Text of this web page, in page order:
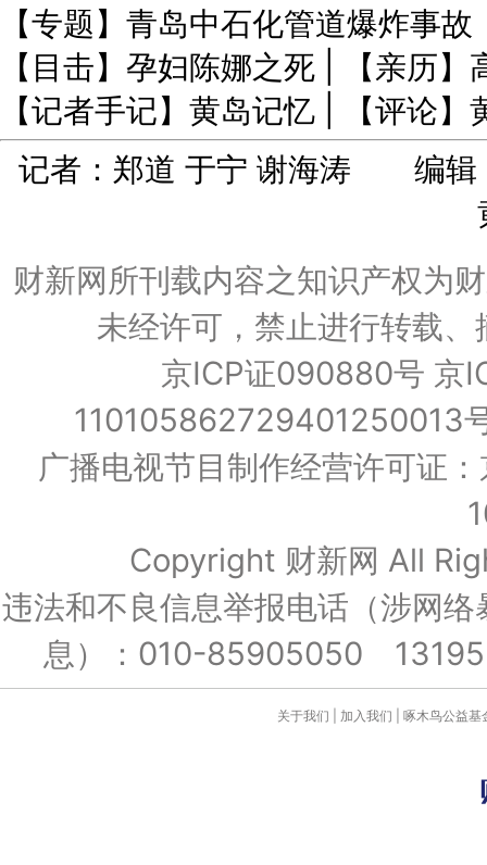
【专题】青岛中石化管道爆炸事故
【目击】孕妇陈娜之死
【亲历
【记者手记】黄岛记忆
【评论
记者：郑道 于宁 谢海涛 编
财新网所刊载内容之知识产权为
未经许可，禁止进行转载
京ICP证090880号 京
110105862729401250013
广播电视节目制作经营许可证
Copyright 财新网 All
违法和不良信息举报电话（涉网
息）：010-85905050
关于我们 加入我们 啄木鸟公益基